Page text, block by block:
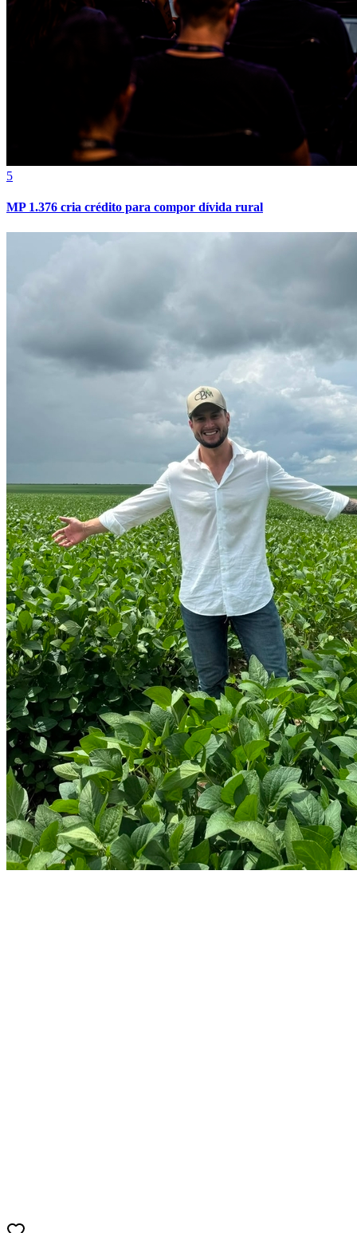
Atlético-MG
5
MP 1.376 cria crédito para compor dívida rural